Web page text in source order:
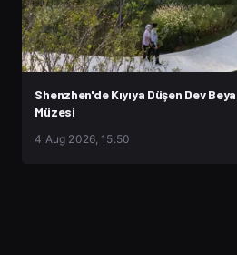
Shenzhen'de Kıyıya Düşen Dev
Müzesi
4 Aug 2026, 15:50